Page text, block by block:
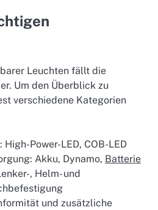
Leuchten fällt die
Um den Überblick zu
verschiedene Kategorien
High-Power-LED, COB-LED
Akku, Dynamo, Batterie
, Helm- und
und zusätzliche